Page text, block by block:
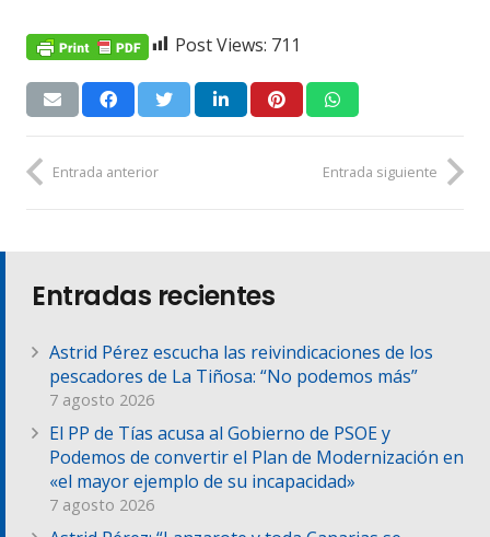
Post Views: 711
Entrada anterior Entrada siguiente
Entradas recientes
Astrid Pérez escucha las reivindicaciones de los
pescadores de La Tiñosa: “No podemos más”
7 agosto 2026
El PP de Tías acusa al Gobierno de PSOE y
Podemos de convertir el Plan de Modernización en
«el mayor ejemplo de su incapacidad»
7 agosto 2026